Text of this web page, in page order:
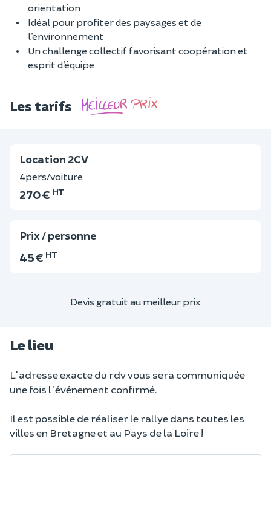
orientation
Idéal pour profiter des paysages et de
l’environnement
Un challenge collectif favorisant coopération et
esprit d’équipe
Les tarifs
Location 2CV
4pers/voiture
270 € HT
Prix / personne
45 € HT
Devis gratuit au meilleur prix
Le lieu
L'adresse exacte du rdv vous sera communiquée
une fois l'événement confirmé.
Il est possible de réaliser le rallye dans toutes les
villes en Bretagne et au Pays de la Loire !